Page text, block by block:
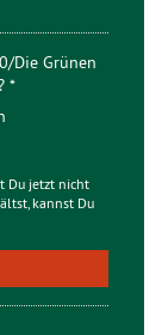
Die Grünen
*
Du jetzt nicht
kannst Du